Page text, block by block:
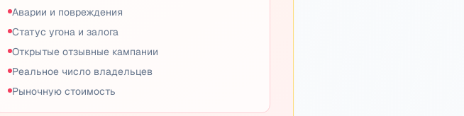
Аварии и повреждения
Статус угона и залога
Открытые отзывные кампании
Реальное число владельцев
Рыночную стоимость